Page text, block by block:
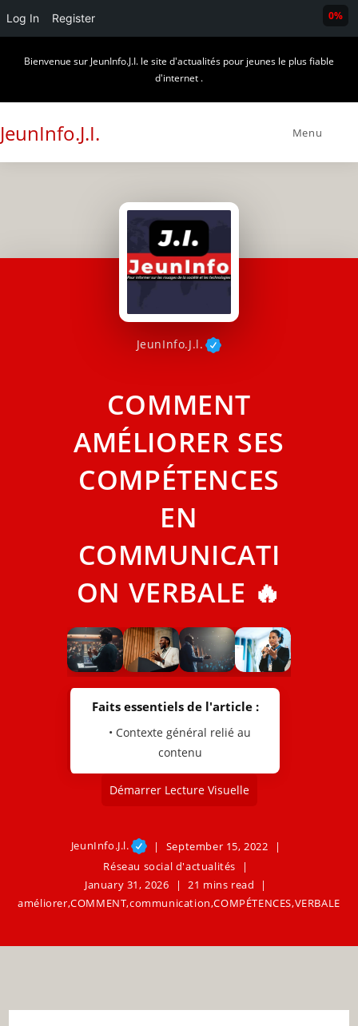
Log In Register
Bienvenue sur JeunInfo.J.I. le site d'actualités pour jeunes le plus fiable
d'internet .
JeunInfo.J.I. Menu
JeunInfo.J.l.
COMMENT
AMÉLIORER SES
COMPÉTENCES
EN
COMMUNICATI
ON VERBALE 🔥
Faits essentiels de l'article :
• Contexte général relié au
contenu
Démarrer Lecture Visuelle
JeunInfo.J.l.
September 15, 2022
Réseau social d'actualités
January 31, 2026
21 mins read
améliorer,COMMENT,communication,COMPÉTENCES,VERBALE
0%